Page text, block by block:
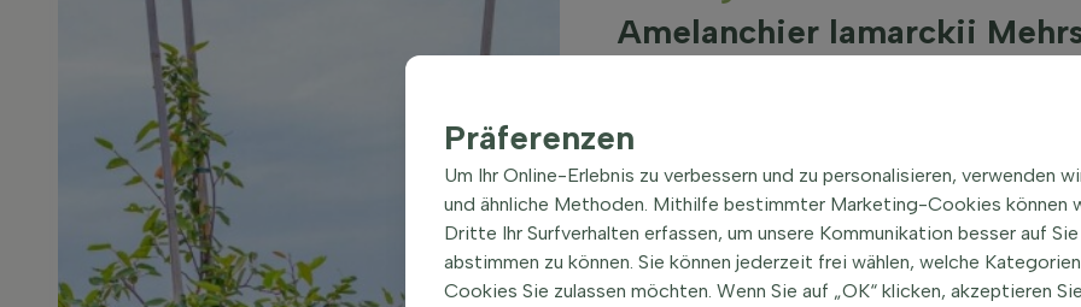
Amelanchier lamarckii
Amelanchier (Felsenbirne)
(alle Sorten anzeigen)
Topf/ballen
Blütenfarbe
Optionen
Großer
Gärten,
Präferenzen
Um Ihr Online-Erlebnis zu verbessern und zu personalisieren, verwenden
und ähnliche Methoden. Mithilfe bestimmter Marketing-Cookies können
Dritte Ihr Surfverhalten erfassen, um unsere Kommunikation besser auf Sie
abstimmen zu können. Sie können jederzeit frei wählen, welche
Cookies Sie zulassen möchten. Wenn Sie auf „OK“ klicken, akzeptieren